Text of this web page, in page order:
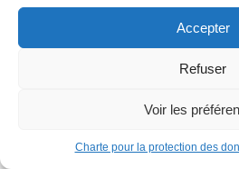
Accepter
Refuser
Voir les
Charte pour la protection des